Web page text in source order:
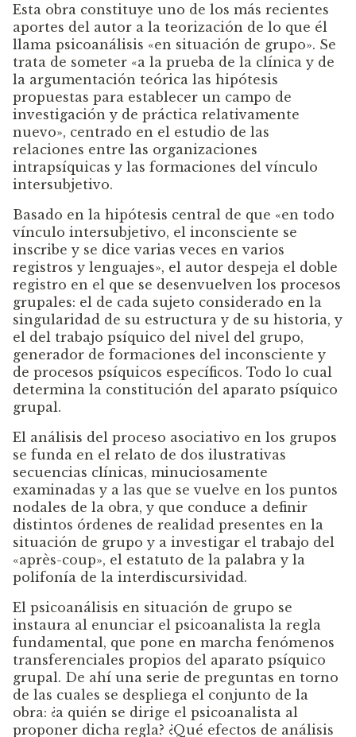
Esta obra constituye uno de los más recientes
aportes del autor a la teorización de lo que él
llama psicoanálisis «en situación de grupo». Se
trata de someter «a la prueba de la clínica y de
la argumentación teórica las hipótesis
propuestas para establecer un campo de
investigación y de práctica relativamente
nuevo», centrado en el estudio de las
relaciones entre las organizaciones
intrapsíquicas y las formaciones del vínculo
intersubjetivo.
Basado en la hipótesis central de que «en todo
vínculo intersubjetivo, el inconsciente se
inscribe y se dice varias veces en varios
registros y lenguajes», el autor despeja el doble
registro en el que se desenvuelven los procesos
grupales: el de cada sujeto considerado en la
singularidad de su estructura y de su historia, y
el del trabajo psíquico del nivel del grupo,
generador de formaciones del inconsciente y
de procesos psíquicos específicos. Todo lo cual
determina la constitución del aparato psíquico
grupal.
El análisis del proceso asociativo en los grupos
se funda en el relato de dos ilustrativas
secuencias clínicas, minuciosamente
examinadas y a las que se vuelve en los puntos
nodales de la obra, y que conduce a definir
distintos órdenes de realidad presentes en la
situación de grupo y a investigar el trabajo del
«après-coup», el estatuto de la palabra y la
polifonía de la interdiscursividad.
El psicoanálisis en situación de grupo se
instaura al enunciar el psicoanalista la regla
fundamental, que pone en marcha fenómenos
transferenciales propios del aparato psíquico
grupal. De ahí una serie de preguntas en torno
de las cuales se despliega el conjunto de la
obra: ¿a quién se dirige el psicoanalista al
proponer dicha regla? ¿Qué efectos de análisis